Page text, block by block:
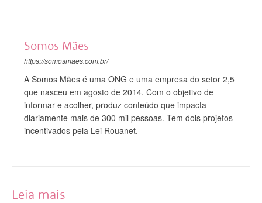
Somos Mães
https://somosmaes.com.br/
A Somos Mães é uma ONG e uma empresa do setor 2,5
que nasceu em agosto de 2014. Com o objetivo de
informar e acolher, produz conteúdo que impacta
diariamente mais de 300 mil pessoas. Tem dois projetos
incentivados pela Lei Rouanet.
Leia mais